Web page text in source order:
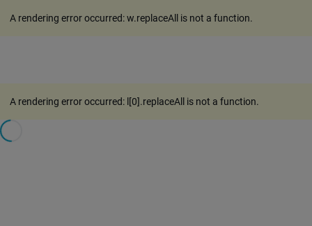
A rendering error occurred:w.replaceAll is not a function.
A rendering error occurred: l[0].replaceAll is not a function.